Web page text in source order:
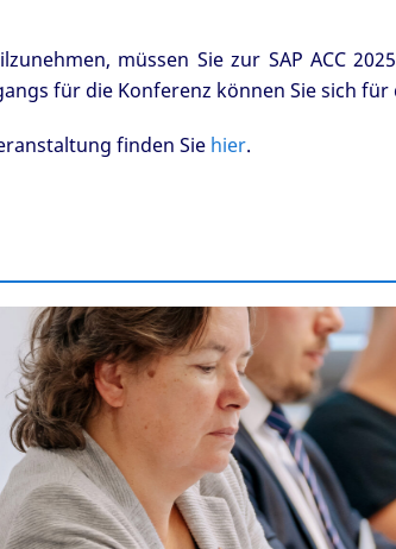
müssen Sie zur SAP ACC
für die Konferenz können Sie sich
finden Sie hier.